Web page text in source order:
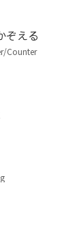
ぞえる
Counter